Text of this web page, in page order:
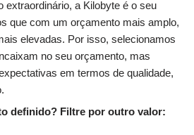
extraordinário, a Kilobyte é o seu
que com um orçamento mais amplo,
elevadas. Por isso, selecionamos
no seu orçamento, mas
em termos de qualidade,
definido? Filtre por outro valor: